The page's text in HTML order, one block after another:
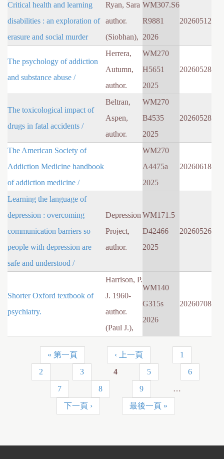
Critical health and learning
disabilities : an exploration of
erasure and social murder
Ryan, Sara
author.
(Siobhan),
WM307.S6
R9881
2026
20260512
The psychology of addiction
and substance abuse /
Herrera,
Autumn,
author.
WM270
H5651
2025
20260528
The toxicological impact of
drugs in fatal accidents /
Beltran,
Aspen,
author.
WM270
B4535
2025
20260528
The American Society of
Addiction Medicine handbook
of addiction medicine /
WM270
A4475a
2025
20260618
Learning the language of
depression : overcoming
communication barriers so
people with depression are
safe and understood /
Depression
Project,
author.
WM171.5
D42466
2025
20260526
Shorter Oxford textbook of
psychiatry.
Harrison, P.
J. 1960-
author.
(Paul J.),
WM140
G315s
2026
20260708
« 第一頁 ‹ 上一頁
1
2
3 4 5
6
7
8 9
…
下一頁 ›
最後一頁 »